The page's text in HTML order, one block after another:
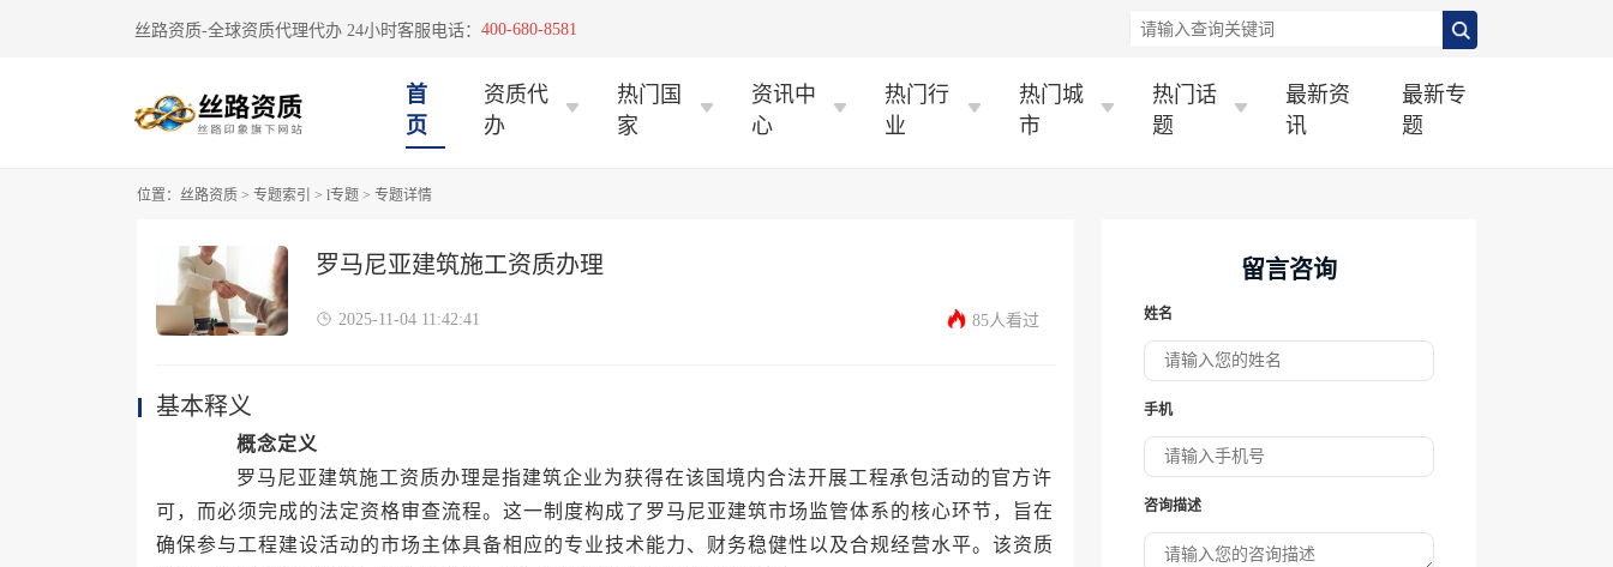
丝路资质-全球资质代理代办 24小时客服电话： 400-680-8581
首
页
资质代
办
热门国
家
资讯中
心
热门行
业
热门城
市
热门话
题
最新资
讯
最新专
题
位置： 丝路资质 > 专题索引 > l专题 > 专题详情
罗马尼亚建筑施工资质办理
2025-11-04 11:42:41 85人看过
基本释义
概念定义
罗马尼亚建筑施工资质办理是指建筑企业为获得在该国境内合法开展工程承包活动的官方许
可，而必须完成的法定资格审查流程。这一制度构成了罗马尼亚建筑市场监管体系的核心环节，旨在
确保参与工程建设活动的市场主体具备相应的专业技术能力、财务稳健性以及合规经营水平。该资质
留言咨询
姓名
手机
咨询描述